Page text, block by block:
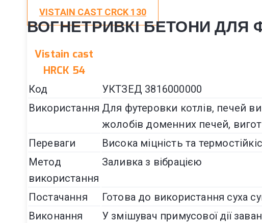
VISTAIN CAST CRCK 130
ВОГНЕТРИВКІ БЕТОНИ ДЛЯ
Vistain cast
HRCK 54
Код
УКТЗЕД 3816000000
Використання Для футеровки котлів, печей
жолобів доменних печей,
Переваги
Висока міцність та
Метод
використання
Заливка з вібрацією
Постачання
Готова до використання суха
Виконання
У змішувач примусової дії